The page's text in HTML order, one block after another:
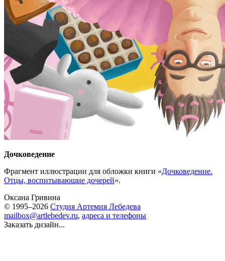
Дочковедение
Фрагмент иллюстрации для обложки книги «Дочковедение.
Отцы, воспитывающие дочерей».
Оксана Гривина
© 1995–2026 Студия Артемия Лебедева
mailbox@artlebedev.ru, адреса и телефоны
Заказать дизайн...